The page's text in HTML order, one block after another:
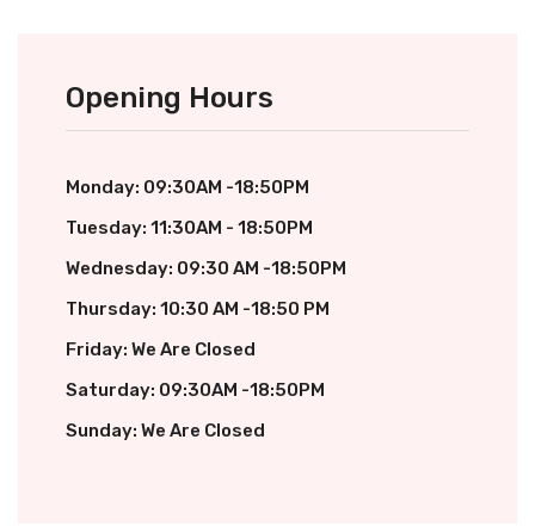
Opening Hours
Monday: 09:30AM -18:50PM
Tuesday: 11:30AM - 18:50PM
Wednesday: 09:30 AM -18:50PM
Thursday: 10:30 AM -18:50 PM
Friday: We Are Closed
Saturday: 09:30AM -18:50PM
Sunday: We Are Closed